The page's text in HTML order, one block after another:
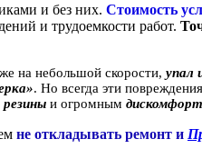
и без них. Стоимость
и трудоемкости работ.
на небольшой скорости, упал
. Но всегда эти повреждения
и огромным
не откладывать ремонт и